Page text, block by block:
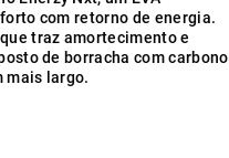
com retorno de energia.
traz amortecimento e
de borracha com carbono
mais largo.